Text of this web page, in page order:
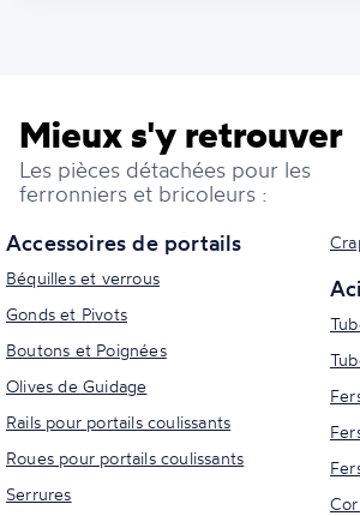
Mieux s'y retrouver
Les pièces détachées pour les
ferronniers et bricoleurs :
Accessoires de portails
Béquilles et verrous
Gonds et Pivots
Boutons et Poignées
Olives de Guidage
Rails pour portails coulissants
Roues pour portails coulissants
Serrures